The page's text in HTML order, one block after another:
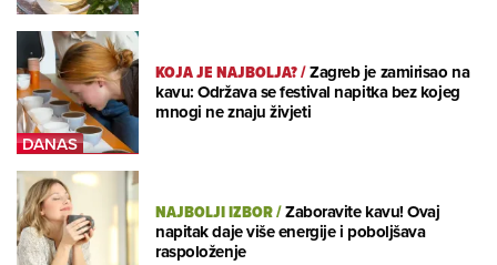
KOJA JE NAJBOLJA?/Zagreb je zamirisao na
kavu: Održava se festival napitka bez kojeg
mnogi ne znaju živjeti
NAJBOLJI IZBOR/Zaboravite kavu! Ovaj
napitak daje više energije i poboljšava
raspoloženje